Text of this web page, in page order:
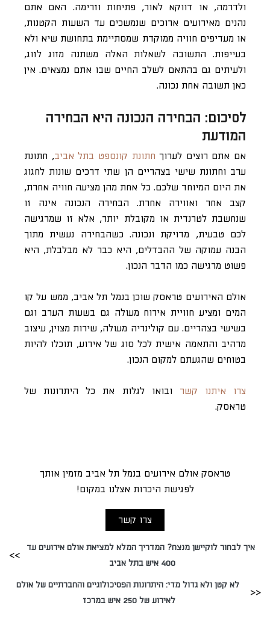
ולדרמה, או דווקא לאור, פתיחות וזרימה. האם אתם
נהנים מאירועים ארוכים שנמשכים עד השעות הקטנות,
או מעדיפים חוויה ממוקדת שמסתיימת בתחושת שיא ולא
בעייפות. התשובה לשאלות האלה משתנה מזוג לזוג,
ולעיתים גם בהתאם לשלב החיים שבו אתם נמצאים. אין
כאן תשובה אחת נכונה.
לסיכום: הבחירה הנכונה היא הבחירה
המודעת
אם אתם רוצים לערוך חתונת קונספט בתל אביב, חתונת
ערב וחתונת שישי בצהריים הן שתי דרכים שונות לחגוג
את היום המיוחד שלכם. כל אחת מהן מציעה חוויה אחרת,
קצב אחר ואווירה אחרת. הבחירה הנכונה אינה זו
שנחשבת לטרנדית או מקובלת יותר, אלא זו שמרגישה
לכם טבעית, מדויקת ונכונה. כשהבחירה נעשית מתוך
הבנה עמוקה של ההבדלים, היא כבר לא מבלבלת, היא
פשוט מרגישה כמו הדבר הנכון.
אולם האירועים טראסק שוכן בנמל תל אביב, ממש על קו
המים ומציע חוויית אירוח מעולה גם בשעות הערב וגם
בשישי בצהריים. עם קולינריה מעולה, שירות מצוין, עיצוב
מרהיב והתאמה אישית לכל סוג של אירוע, תוכלו להיות
בטוחים שהגעתם למקום הנכון.
צרו איתנו קשר ובואו לגלות את כל היתרונות של
טראסק.
טראסק אולם אירועים בנמל תל אביב מזמין אותך
לפגישת היכרות אצלנו במקום!
צרו קשר
איך לבחור לוקיישן מנצח? המדריך המלא למציאת אולם אירועים עד
400 איש בתל אביב
לא קטן ולא גדול מדי: היתרונות הפסיכולוגיים והחברתיים של אולם
לאירוע של 250 איש במרכז